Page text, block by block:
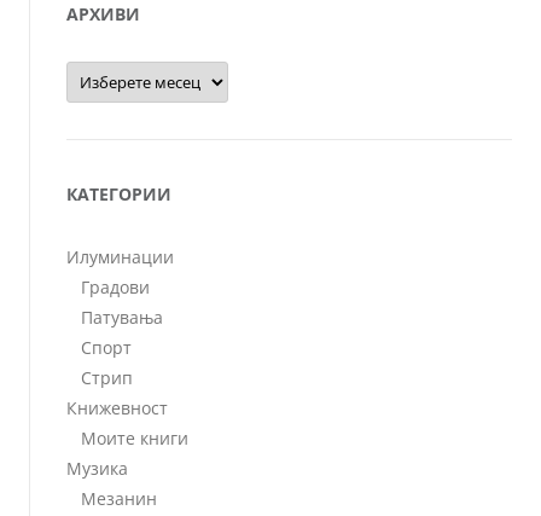
АРХИВИ
Архиви
КАТЕГОРИИ
Илуминации
Градови
Патувања
Спорт
Стрип
Книжевност
Моите книги
Музика
Мезанин